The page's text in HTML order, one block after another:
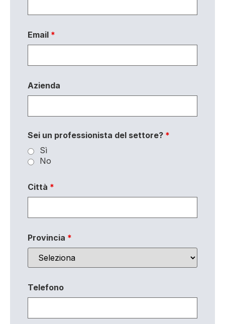
Email *
Azienda
Sei un professionista del settore? *
Sì
No
Città *
Provincia *
Telefono